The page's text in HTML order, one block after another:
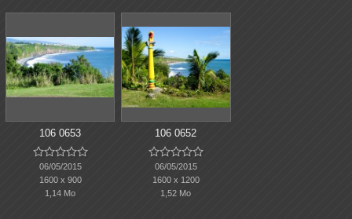
106 0653

06/05/2015
1600 x 900
1,14 Mo
106 0652

06/05/2015
1600 x 1200
1,52 Mo